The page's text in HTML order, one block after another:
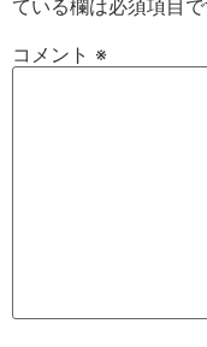
ている欄は必須項目
コメント ※